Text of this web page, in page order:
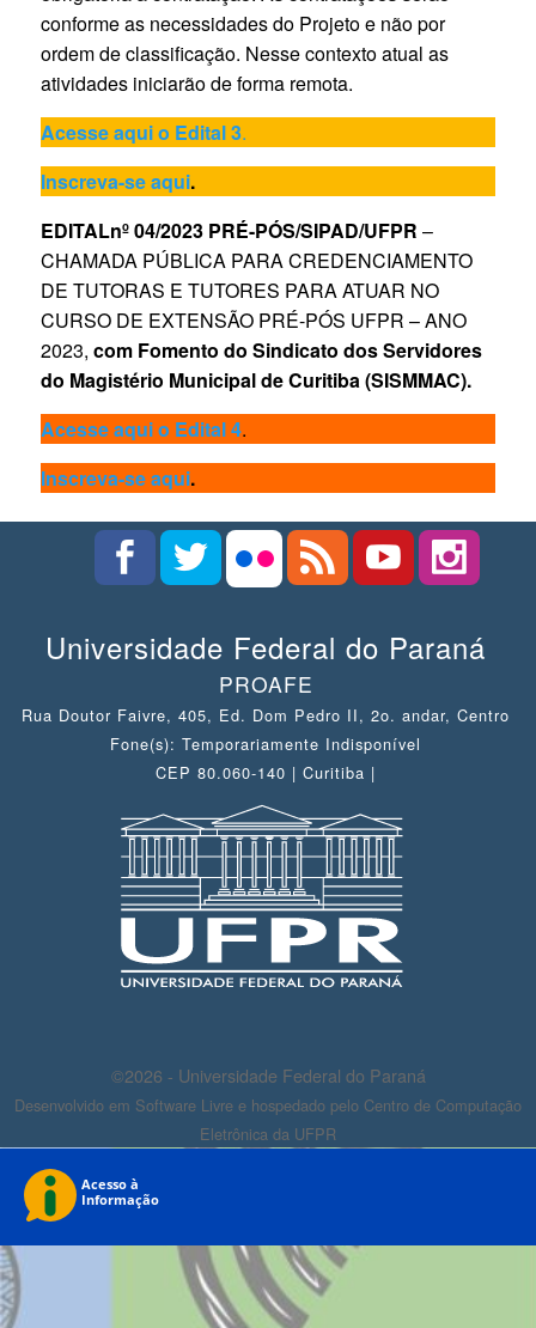
conforme as necessidades do Projeto e não por
ordem de classificação. Nesse contexto atual as
atividades iniciarão de forma remota.
Acesse aqui o Edital 3.
Inscreva-se aqui.
EDITALnº 04/2023 PRÉ-PÓS/SIPAD/UFPR –
CHAMADA PÚBLICA PARA CREDENCIAMENTO
DE TUTORAS E TUTORES PARA ATUAR NO
CURSO DE EXTENSÃO PRÉ-PÓS UFPR – ANO
2023, com Fomento do Sindicato dos Servidores
do Magistério Municipal de Curitiba (SISMMAC).
Acesse aqui o Edital 4.
Inscreva-se aqui.
Universidade Federal do Paraná
PROAFE
Rua Doutor Faivre, 405, Ed. Dom Pedro II, 2o. andar, Centro
Fone(s): Temporariamente Indisponível
CEP 80.060-140 | Curitiba |
©2026 - Universidade Federal do Paraná
Desenvolvido em Software Livre e hospedado pelo Centro de Computação
Eletrônica da UFPR